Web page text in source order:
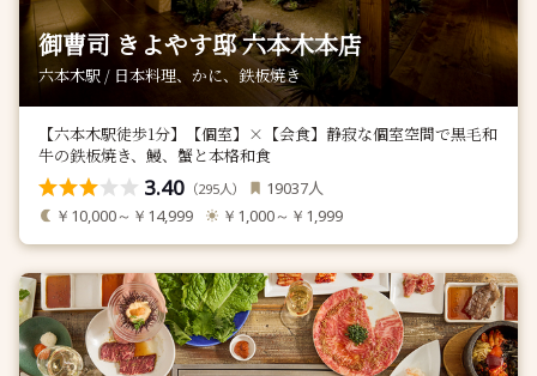
御曹司 きよやす邸 六本木本店
六本木駅 / 日本料理、かに、鉄板焼き
【六本木駅徒歩1分】【個室】×【会食】静寂な個室空間で黒毛和
牛の鉄板焼き、鰻、蟹と本格和食
3.40 （295人） 19037人
￥10,000～￥14,999 ￥1,000～￥1,999